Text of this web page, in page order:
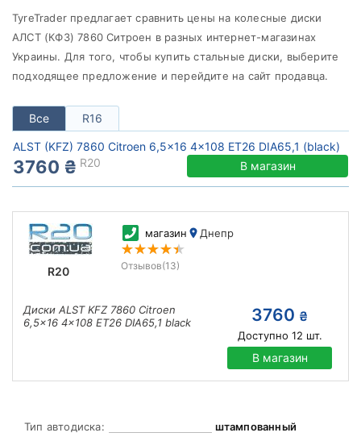
TyreTrader предлагает сравнить цены на колесные диски
АЛСТ (КФЗ) 7860 Cитроен в разных интернет-магазинах
Украины. Для того, чтобы купить cтальные диски, выберите
подходящее предложение и перейдите на сайт продавца.
Все R16
ALST (KFZ) 7860 Citroen 6,5x16 4x108 ET26 DIA65,1 (black)
3760 ₴ R20 В магазин
R20
магазин Днепр
Отзывов(13)
Диски ALST KFZ 7860 Citroen
6,5x16 4x108 ET26 DIA65,1 black
3760 ₴
Доступно 12 шт.
В магазин
Тип автодиска:
штампованный
от до
Все бренды
Тип диска
Сбросить